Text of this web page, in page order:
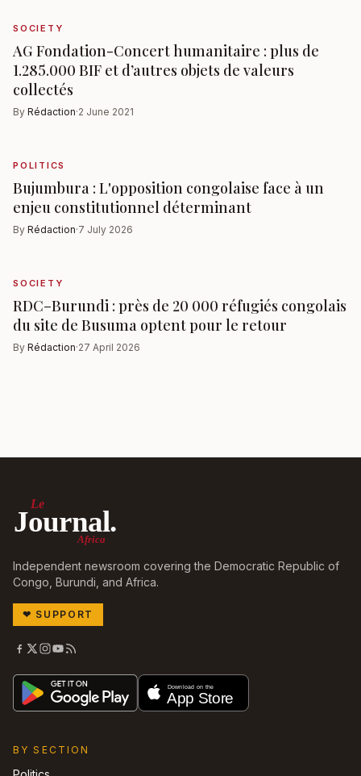
SOCIETY
AG Fondation-Concert humanitaire : plus de
1.285.000 BIF et d’autres objets de valeurs
collectés
By Rédaction·2 June 2021
POLITICS
Bujumbura : L'opposition congolaise face à un
enjeu constitutionnel déterminant
By Rédaction·7 July 2026
SOCIETY
RDC–Burundi : près de 20 000 réfugiés congolais
du site de Busuma optent pour le retour
By Rédaction·27 April 2026
Le
Journal.
Africa
Independent newsroom covering the Democratic Republic of
Congo, Burundi, and Africa.
❤ SUPPORT
BY SECTION